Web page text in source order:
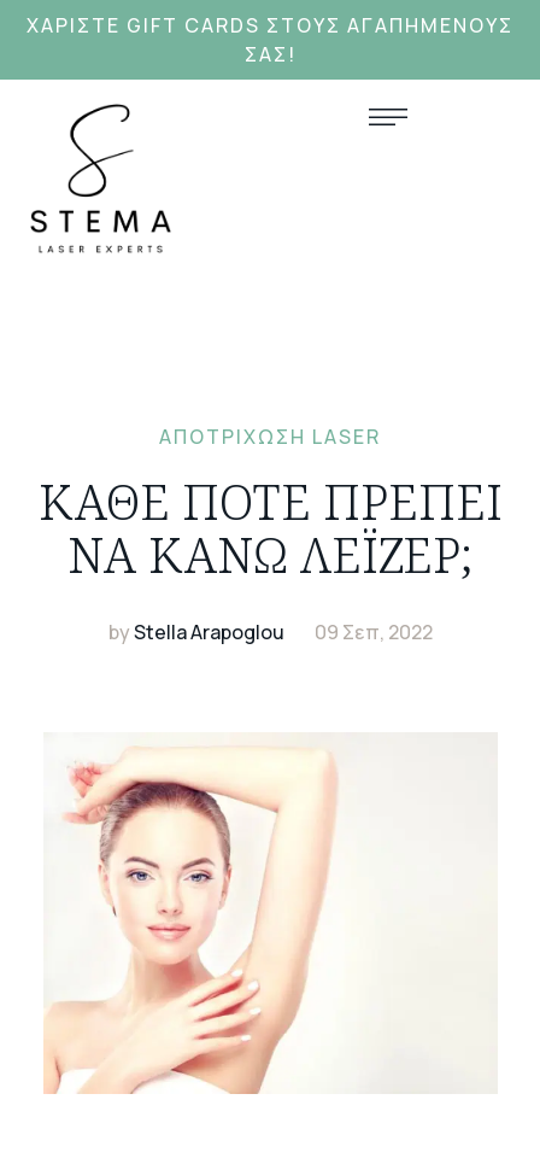
ΧΑΡΊΣΤΕ GIFT CARDS ΣΤΟΥΣ ΑΓΑΠΗΜΕΝΟΥΣ
ΣΑΣ!
ΑΠΟΤΡΊΧΩΣΗ LASER
ΚΆΘΕ ΠΌΤΕ ΠΡΈΠΕΙ
ΝΑ ΚΆΝΩ ΛΈΙΖΕΡ;
byStella Arapoglou 09 Σεπ, 2022